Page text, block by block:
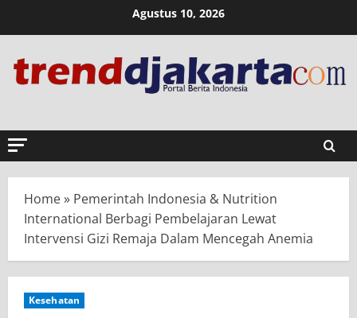
Agustus 10, 2026
Home» Pemerintah Indonesia & Nutrition
International Berbagi Pembelajaran Lewat
Intervensi Gizi Remaja Dalam Mencegah Anemia
Kesehatan